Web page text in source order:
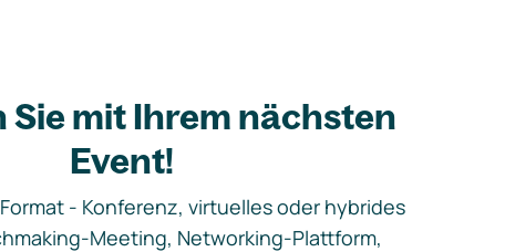
Sie mit Ihrem nächsten
Event!
- Konferenz, virtuelles oder hybrides
Meeting, Networking-Plattform,